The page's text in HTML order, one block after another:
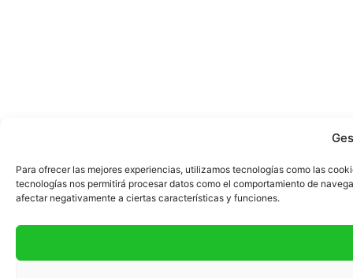
Para ofrecer las mejores experiencias, utilizamos tecnologías como las
tecnologías nos permitirá procesar datos como el comportamiento de
afectar negativamente a ciertas características y funciones.